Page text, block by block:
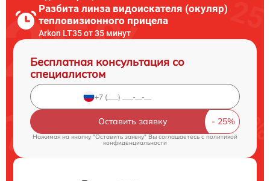
Разбита линза видоискателя (окуляр)
тепловизионного прицела
Arkon LT35 от 35 минут
Бесплатная консультация со
специалистом
Оставить заявку
Нажимая на кнопку "Оставить заявку" Вы соглашаетесь c политикой
конфиденциальности